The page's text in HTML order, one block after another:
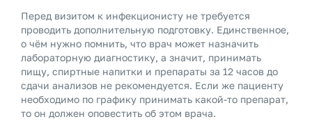
Перед визитом к инфекционисту не требуется
проводить дополнительную подготовку. Единственное,
о чём нужно помнить, что врач может назначить
лабораторную диагностику, а значит, принимать
пищу, спиртные напитки и препараты за 12 часов до
сдачи анализов не рекомендуется. Если же пациенту
необходимо по графику принимать какой-то препарат,
то он должен оповестить об этом врача.